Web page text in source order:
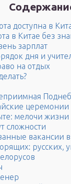
доступна в
в Китае без
зарплат
дня и
на отдых
церемонии
мелочи жизни
сложности
вакансии
русских,